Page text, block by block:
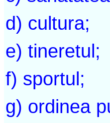
d) cultura;
e) tineretul;
f) sportul;
g) ordinea